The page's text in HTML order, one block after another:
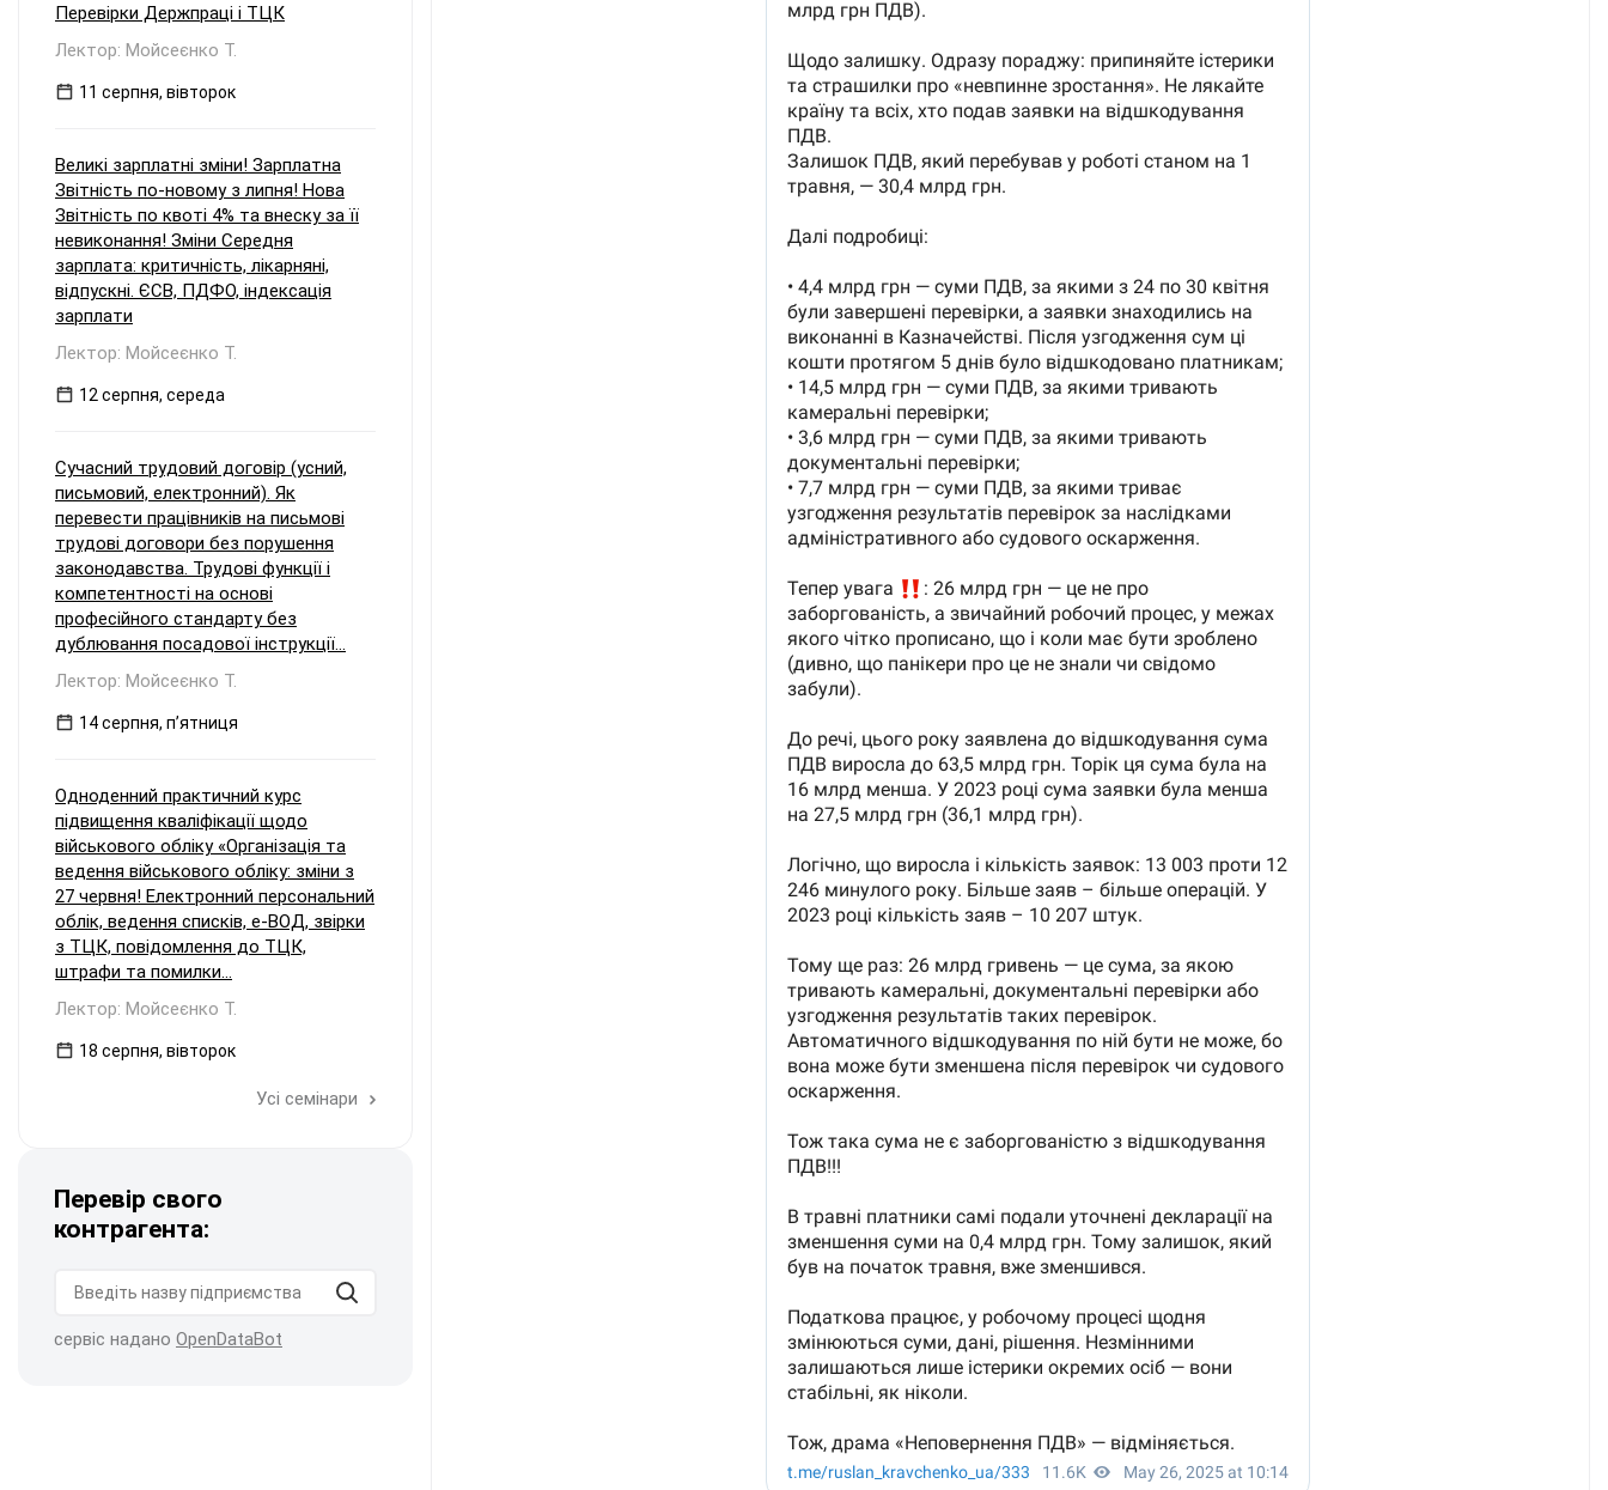
Перевірки Держпраці і ТЦК
Лектор: Мойсеєнко Т.
11 серпня, вівторок
Великі зарплатні зміни! Зарплатна
Звітність по-новому з липня! Нова
Звітність по квоті 4% та внеску за її
невиконання! Зміни Середня
зарплата: критичність, лікарняні,
відпускні. ЄСВ, ПДФО, індексація
зарплати
Лектор: Мойсеєнко Т.
12 серпня, середа
Сучасний трудовий договір (усний,
письмовий, електронний). Як
перевести працівників на письмові
трудові договори без порушення
законодавства. Трудові функції і
компетентності на основі
професійного стандарту без
дублювання посадової інструкції...
Лектор: Мойсеєнко Т.
14 серпня, пʼятниця
Одноденний практичний курс
підвищення кваліфікації щодо
військового обліку «Організація та
ведення військового обліку: зміни з
27 червня! Електронний персональний
облік, ведення списків, е-ВОД, звірки
з ТЦК, повідомлення до ТЦК,
штрафи та помилки...
Лектор: Мойсеєнко Т.
18 серпня, вівторок
Усі семінари
Перевір свого
контрагента:
сервіс надано OpenDataBot